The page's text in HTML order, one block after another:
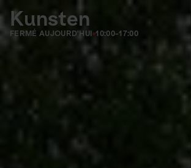
Kunsten
FERMÉ AUJOURD'HUI 10:00-17:00